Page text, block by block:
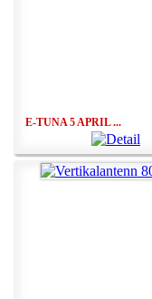
E-TUNA 5 APRIL ...